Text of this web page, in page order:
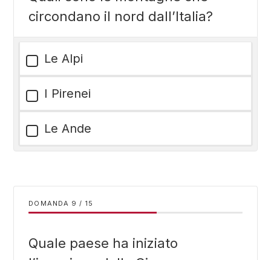
circondano il nord dall’Italia?
Le Alpi
I Pirenei
Le Ande
DOMANDA / 15
Quale paese ha iniziato